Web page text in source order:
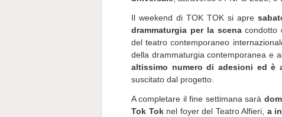
Il weekend di TOK TOK si apre
drammaturgia per la scenacondotto
del teatro contemporaneo
della drammaturgia contemporanea e
altissimo numero di adesioni ed è
suscitato dal progetto.
A completare il fine settimana sarà
Tok Toknel foyer del Teatro Alfieri, a